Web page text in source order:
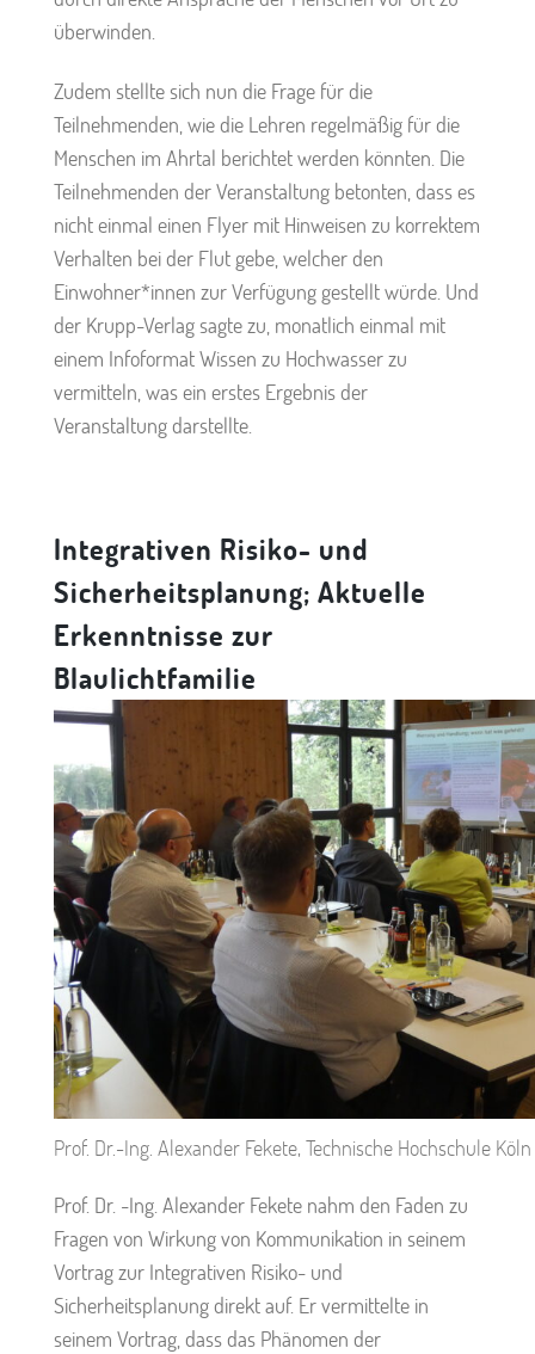
überwinden.
Zudem stellte sich nun die Frage für die
Teilnehmenden, wie die Lehren regelmäßig für die
Menschen im Ahrtal berichtet werden könnten. Die
Teilnehmenden der Veranstaltung betonten, dass es
nicht einmal einen Flyer mit Hinweisen zu korrektem
Verhalten bei der Flut gebe, welcher den
Einwohner*innen zur Verfügung gestellt würde. Und
der Krupp-Verlag sagte zu, monatlich einmal mit
einem Infoformat Wissen zu Hochwasser zu
vermitteln, was ein erstes Ergebnis der
Veranstaltung darstellte.
Integrativen Risiko- und
Sicherheitsplanung; Aktuelle
Erkenntnisse zur
Blaulichtfamilie
Prof. Dr.-Ing. Alexander Fekete, Technische Hochschule Köln
Prof. Dr. -Ing. Alexander Fekete nahm den Faden zu
Fragen von Wirkung von Kommunikation in seinem
Vortrag zur Integrativen Risiko- und
Sicherheitsplanung direkt auf. Er vermittelte in
seinem Vortrag, dass das Phänomen der